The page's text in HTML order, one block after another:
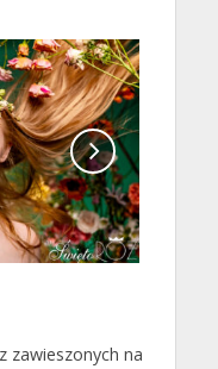
zawieszonych na